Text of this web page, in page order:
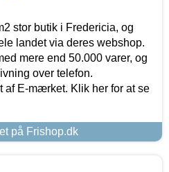
stor butik i Fredericia, og
landet via deres webshop.
mere end 50.000 varer, og
over telefon.
af E-mærket. Klik her for at se
på Frishop.dk